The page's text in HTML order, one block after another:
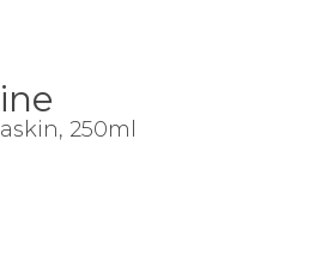
250ml